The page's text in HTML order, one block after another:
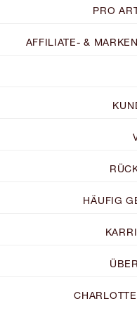
PRO
AFFILIATE- &
HÄUFIG